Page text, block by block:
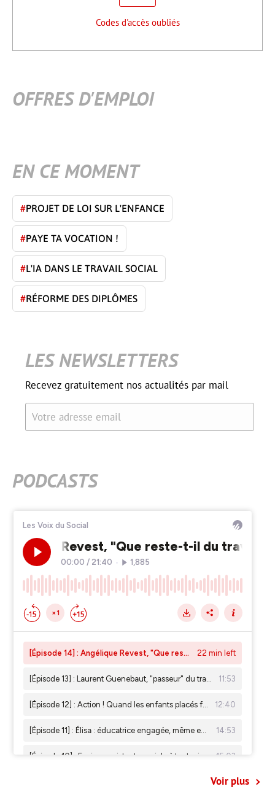
Codes d'accès oubliés
OFFRES D'EMPLOI
EN CE MOMENT
#PROJET DE LOI SUR L'ENFANCE
#PAYE TA VOCATION !
#L'IA DANS LE TRAVAIL SOCIAL
#RÉFORME DES DIPLÔMES
LES NEWSLETTERS
Recevez gratuitement nos actualités par mail
Votre adresse email
PODCASTS
Voir plus